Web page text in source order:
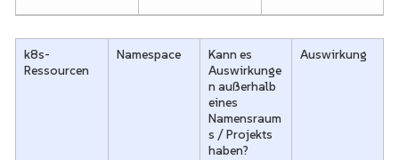
k8s-
Ressourcen
Namespace
Kann es
Auswirkunge
n außerhalb
eines
Namensraum
s / Projekts
haben?
Auswirkung